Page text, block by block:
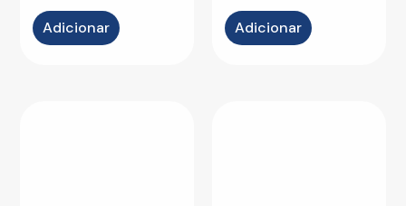
Adicionar Adicionar